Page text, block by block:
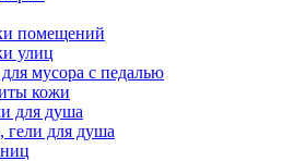
помещений
улиц
мусора с педалью
кожи
для душа
для душа